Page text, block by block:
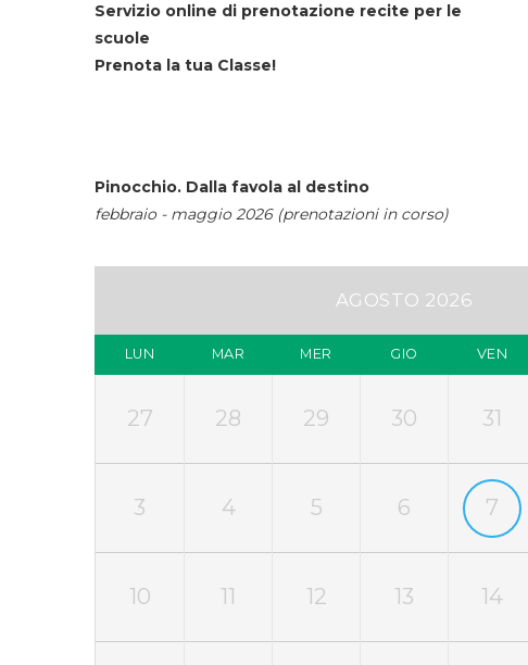
Servizio online di prenotazione recite per le
scuole
Prenota la tua Classe!
Pinocchio. Dalla favola al destino
febbraio - maggio 2026 (prenotazioni in corso)
AGOSTO 2026
LUN MAR MER GIO VEN
27 28 29 30 31
3 4 5 6 7
10 11 12 13 14